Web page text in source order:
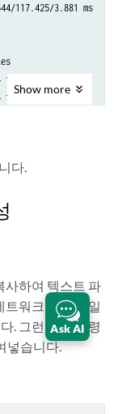
117.425/3.881 ms
ms
ms
loss
311.050/54.875 ms
ms
packet loss
367.343/28.011 ms
Show more
다.
사하여 텍스트 파
트워크 구성과 일
. 그런 다음 명령
넣습니다.
Ask AI